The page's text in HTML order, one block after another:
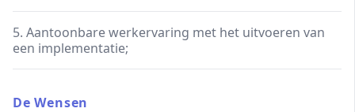
5. Aantoonbare werkervaring met het uitvoeren van
een implementatie;
De Wensen